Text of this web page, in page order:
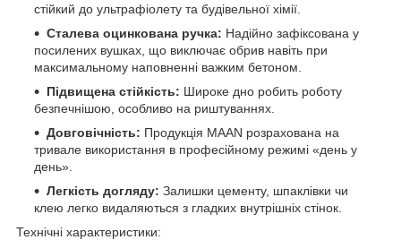
стійкий до ультрафіолету та будівельної хімії.
Сталева оцинкована ручка: Надійно зафіксована у
посилених вушках, що виключає обрив навіть при
максимальному наповненні важким бетоном.
Підвищена стійкість: Широке дно робить роботу
безпечнішою, особливо на риштуваннях.
Довговічність: Продукція MAAN розрахована на
тривале використання в професійному режимі «день у
день».
Легкість догляду: Залишки цементу, шпаклівки чи
клею легко видаляються з гладких внутрішніх стінок.
Технічні характеристики: